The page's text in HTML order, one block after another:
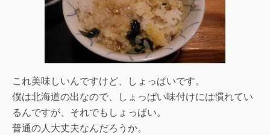
これ美味しいんですけど、しょっぱいです。
僕は北海道の出なので、しょっぱい味付けには慣れてい
るんですが、それでもしょっぱい。
普通の人大丈夫なんだろうか。